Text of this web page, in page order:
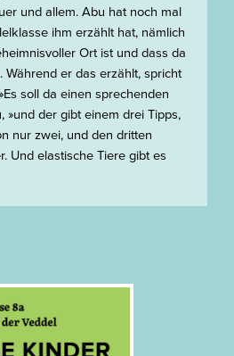
und allem. Abu hat noch mal
ihm erzählt hat, nämlich
Ort ist und dass da
Während er das erzählt, spricht
soll da einen sprechenden
»und der gibt einem drei Tipps,
nur zwei, und den dritten
Und elastische Tiere gibt es